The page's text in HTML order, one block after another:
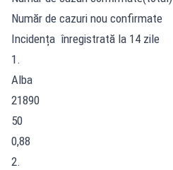
Număr de cazuri nou confirmate
Incidența înregistrată la 14 zile
1.
Alba
21890
50
0,88
2.